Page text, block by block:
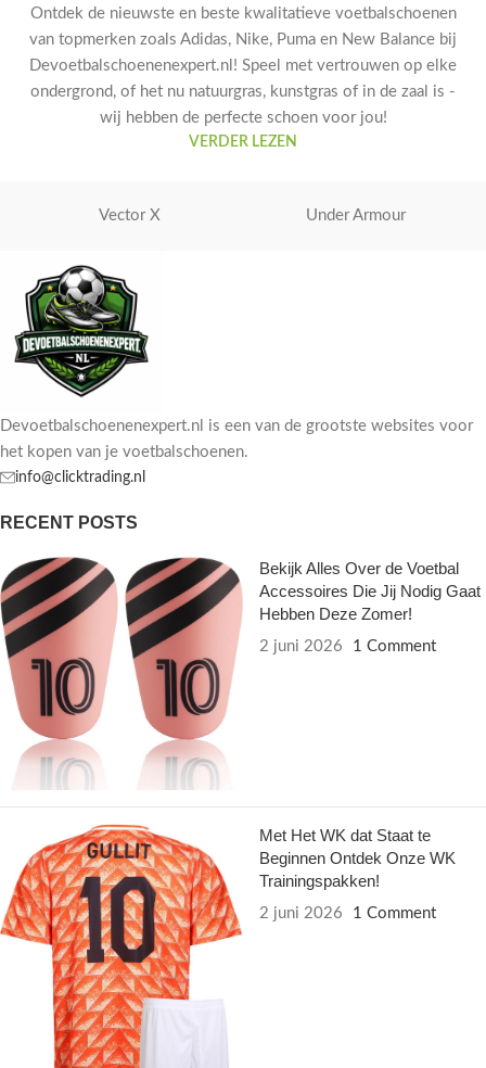
Ontdek de nieuwste en beste kwalitatieve voetbalschoenen
van topmerken zoals Adidas, Nike, Puma en New Balance bij
Devoetbalschoenenexpert.nl! Speel met vertrouwen op elke
ondergrond, of het nu natuurgras, kunstgras of in de zaal is -
wij hebben de perfecte schoen voor jou!
VERDER LEZEN
Vector X Under Armour
Devoetbalschoenenexpert.nl is een van de grootste websites voor
het kopen van je voetbalschoenen.
info@clicktrading.nl
RECENT POSTS
Bekijk Alles Over de Voetbal
Accessoires Die Jij Nodig Gaat
Hebben Deze Zomer!
2 juni 2026 1 Comment
Met Het WK dat Staat te
Beginnen Ontdek Onze WK
Trainingspakken!
2 juni 2026 1 Comment